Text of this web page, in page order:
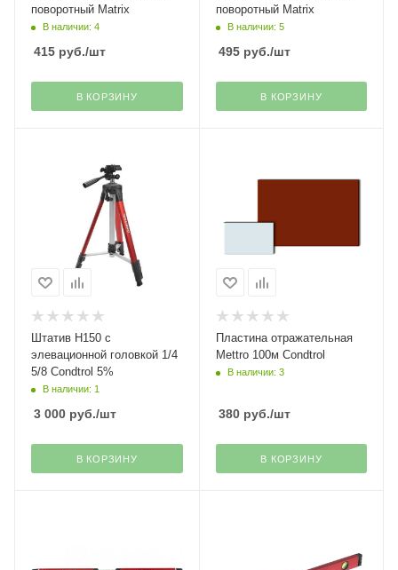
поворотный Matrix
В наличии: 4
415 руб./шт
В КОРЗИНУ
поворотный Matrix
В наличии: 5
495руб./шт
В КОРЗИНУ
Штатив H150 с
элевационной головкой 1/4
5/8 Condtrol 5%
В наличии: 1
3 000 руб./шт
В КОРЗИНУ
Пластина отражательная
Mettro 100м Condtrol
В наличии: 3
380руб./шт
В КОРЗИНУ